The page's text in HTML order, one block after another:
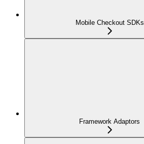
Mobile Checkout SDKs
Framework Adaptors